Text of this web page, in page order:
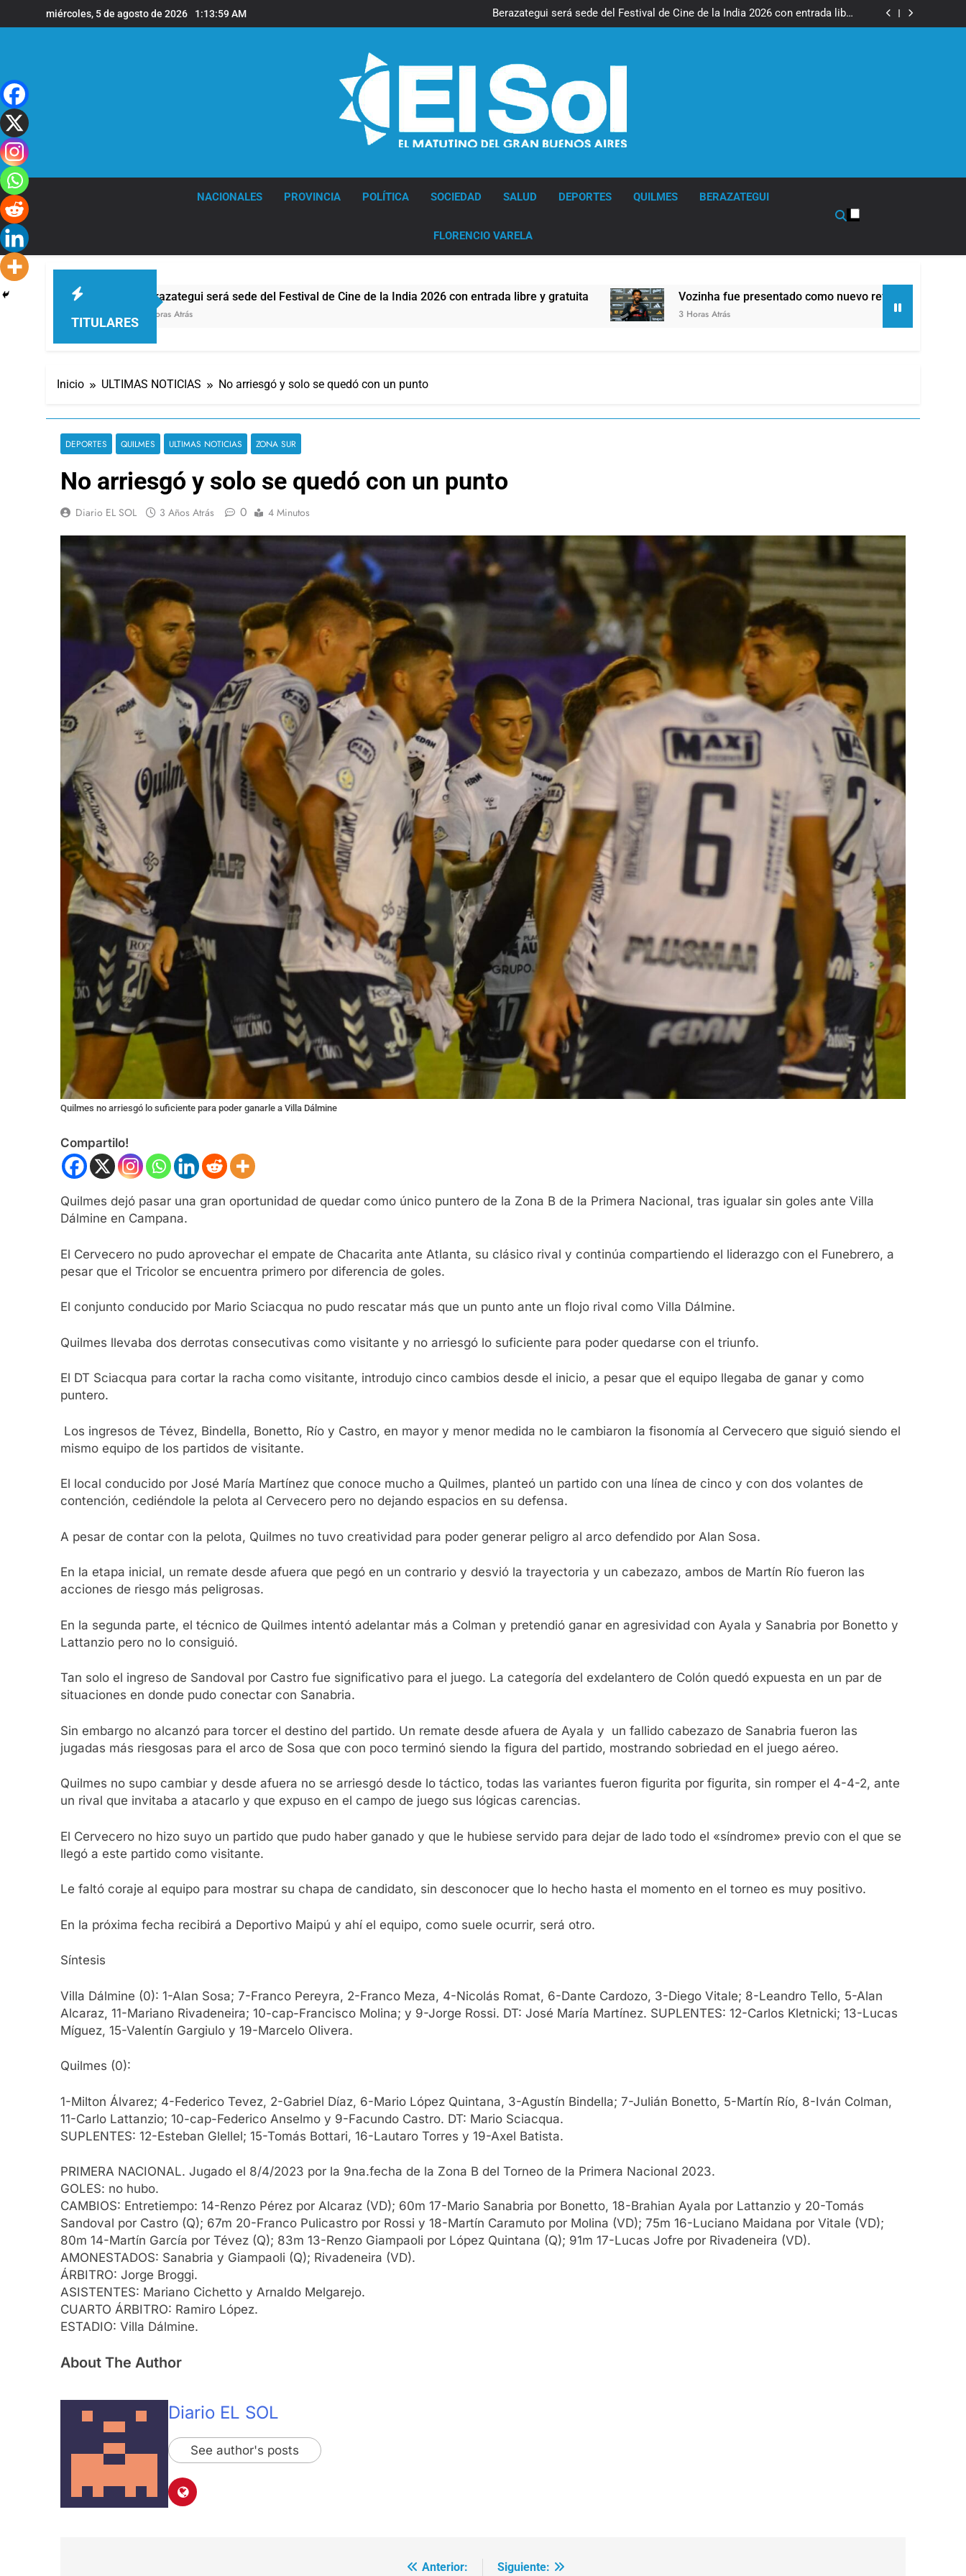
al
miércoles, 5 de agosto de 2026 1:14:00 AM
Berazategui será sede del Festival de Cine de la India 2026 con entrada libre
y gratuita
Vozinha fue presentado como nuevo refuerzo de Colo Colo y promete dar
Berazategui será sede del Festival de Cine de la India 2026 con entrada libre
Vozinha fue presentado como nuevo refuerzo de Colo Colo y promete dar
Los bonos y ADR argentinos cerraron en baja y el riesgo país volvió a subir
NACIONALES PROVINCIA POLÍTICA SOCIEDAD SALUD DEPORTES QUILMES BERAZATEGUI
FLORENCIO VARELA
TITULARES
Berazategui será sede del Festival de Cine de la India 2026 con entrada libre y gratuita Vozinha fue presentado como nuevo refuerzo de Colo Colo y promete dar
3 Horas Atrás
Inicio ULTIMAS NOTICIAS No arriesgó y solo se quedó con un punto
DEPORTES QUILMES ULTIMAS NOTICIAS ZONA SUR
No arriesgó y solo se quedó con un punto
Diario EL SOL 3 Años Atrás 0 4 Minutos
Quilmes no arriesgó lo suficiente para poder ganarle a Villa Dálmine
Compartilo!
Quilmes dejó pasar una gran oportunidad de quedar como único puntero de la Zona B de la Primera Nacional, tras igualar sin goles ante Villa
Dálmine en Campana.
El Cervecero no pudo aprovechar el empate de Chacarita ante Atlanta, su clásico rival y continúa compartiendo el liderazgo con el Funebrero, a
pesar que el Tricolor se encuentra primero por diferencia de goles.
El conjunto conducido por Mario Sciacqua no pudo rescatar más que un punto ante un flojo rival como Villa Dálmine.
Quilmes llevaba dos derrotas consecutivas como visitante y no arriesgó lo suficiente para poder quedarse con el triunfo.
El DT Sciacqua para cortar la racha como visitante, introdujo cinco cambios desde el inicio, a pesar que el equipo llegaba de ganar y como
puntero.
Los ingresos de Tévez, Bindella, Bonetto, Río y Castro, en mayor y menor medida no le cambiaron la fisonomía al Cervecero que siguió siendo el
mismo equipo de los partidos de visitante.
El local conducido por José María Martínez que conoce mucho a Quilmes, planteó un partido con una línea de cinco y con dos volantes de
contención, cediéndole la pelota al Cervecero pero no dejando espacios en su defensa.
A pesar de contar con la pelota, Quilmes no tuvo creatividad para poder generar peligro al arco defendido por Alan Sosa.
En la etapa inicial, un remate desde afuera que pegó en un contrario y desvió la trayectoria y un cabezazo, ambos de Martín Río fueron las
acciones de riesgo más peligrosas.
En la segunda parte, el técnico de Quilmes intentó adelantar más a Colman y pretendió ganar en agresividad con Ayala y Sanabria por Bonetto y
Lattanzio pero no lo consiguió.
Tan solo el ingreso de Sandoval por Castro fue significativo para el juego. La categoría del exdelantero de Colón quedó expuesta en un par de
situaciones en donde pudo conectar con Sanabria.
Sin embargo no alcanzó para torcer el destino del partido. Un remate desde afuera de Ayala y un fallido cabezazo de Sanabria fueron las
jugadas más riesgosas para el arco de Sosa que con poco terminó siendo la figura del partido, mostrando sobriedad en el juego aéreo.
Quilmes no supo cambiar y desde afuera no se arriesgó desde lo táctico, todas las variantes fueron figurita por figurita, sin romper el 4-4-2, ante
un rival que invitaba a atacarlo y que expuso en el campo de juego sus lógicas carencias.
El Cervecero no hizo suyo un partido que pudo haber ganado y que le hubiese servido para dejar de lado todo el «síndrome» previo con el que se
llegó a este partido como visitante.
Le faltó coraje al equipo para mostrar su chapa de candidato, sin desconocer que lo hecho hasta el momento en el torneo es muy positivo.
En la próxima fecha recibirá a Deportivo Maipú y ahí el equipo, como suele ocurrir, será otro.
Síntesis
Villa Dálmine (0): 1-Alan Sosa; 7-Franco Pereyra, 2-Franco Meza, 4-Nicolás Romat, 6-Dante Cardozo, 3-Diego Vitale; 8-Leandro Tello, 5-Alan
Alcaraz, 11-Mariano Rivadeneira; 10-cap-Francisco Molina; y 9-Jorge Rossi. DT: José María Martínez. SUPLENTES: 12-Carlos Kletnicki; 13-Lucas
Míguez, 15-Valentín Gargiulo y 19-Marcelo Olivera.
Quilmes (0):
1-Milton Álvarez; 4-Federico Tevez, 2-Gabriel Díaz, 6-Mario López Quintana, 3-Agustín Bindella; 7-Julián Bonetto, 5-Martín Río, 8-Iván Colman,
11-Carlo Lattanzio; 10-cap-Federico Anselmo y 9-Facundo Castro. DT: Mario Sciacqua.
SUPLENTES: 12-Esteban Glellel; 15-Tomás Bottari, 16-Lautaro Torres y 19-Axel Batista.
PRIMERA NACIONAL. Jugado el 8/4/2023 por la 9na.fecha de la Zona B del Torneo de la Primera Nacional 2023.
GOLES: no hubo.
CAMBIOS: Entretiempo: 14-Renzo Pérez por Alcaraz (VD); 60m 17-Mario Sanabria por Bonetto, 18-Brahian Ayala por Lattanzio y 20-Tomás
Sandoval por Castro (Q); 67m 20-Franco Pulicastro por Rossi y 18-Martín Caramuto por Molina (VD); 75m 16-Luciano Maidana por Vitale (VD);
80m 14-Martín García por Tévez (Q); 83m 13-Renzo Giampaoli por López Quintana (Q); 91m 17-Lucas Jofre por Rivadeneira (VD).
AMONESTADOS: Sanabria y Giampaoli (Q); Rivadeneira (VD).
ÁRBITRO: Jorge Broggi.
ASISTENTES: Mariano Cichetto y Arnaldo Melgarejo.
CUARTO ÁRBITRO: Ramiro López.
ESTADIO: Villa Dálmine.
About The Author
Diario EL SOL
See author's posts
Anterior: Siguiente: